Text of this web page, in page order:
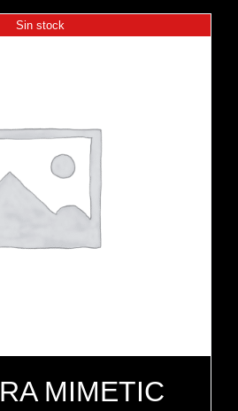
Sin stock
MIMETIC